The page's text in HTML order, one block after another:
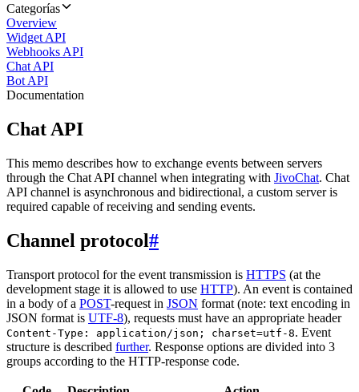
Categorías
Overview
Widget API
Webhooks API
Chat API
Bot API
Documentation
Chat API
This memo describes how to exchange events between servers
through the Chat API channel when integrating with JivoChat. Chat
API channel is asynchronous and bidirectional, a custom server is
required capable of receiving and sending events.
Channel protocol#
Transport protocol for the event transmission is HTTPS (at the
development stage it is allowed to use HTTP). An event is contained
in a body of a POST-request in JSON format (note: text encoding in
JSON format is UTF-8), requests must have an appropriate header
Content-Type: application/json; charset=utf-8. Event
structure is described further. Response options are divided into 3
groups according to the HTTP-response code.